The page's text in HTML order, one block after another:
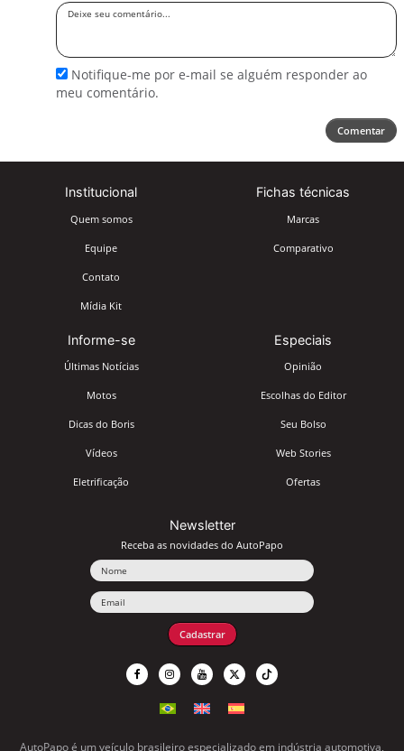
Deixe
Notifique-me por e-mail se alguém responder ao
meu comentário.
Comentar
Institucional
Quem somos
Equipe
Contato
Mídia Kit
Fichas técnicas
Marcas
Comparativo
Informe-se
Últimas Notícias
Motos
Dicas do Boris
Vídeos
Eletrificação
Especiais
Opinião
Escolhas do Editor
Seu Bolso
Web Stories
Ofertas
Newsletter
Receba as novidades do AutoPapo
Cadastrar
AutoPapo é um veículo brasileiro especializado em indústria automotiva,